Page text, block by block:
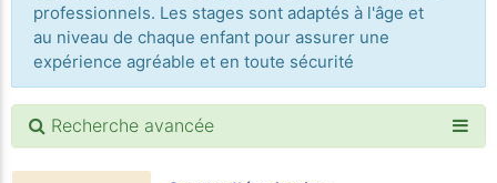
professionnels. Les stages sont adaptés à l'âge et
au niveau de chaque enfant pour assurer une
expérience agréable et en toute sécurité
Recherche avancée